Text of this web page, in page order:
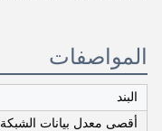
المواصفات
البند
أقصى معدل بيانات الشبكة